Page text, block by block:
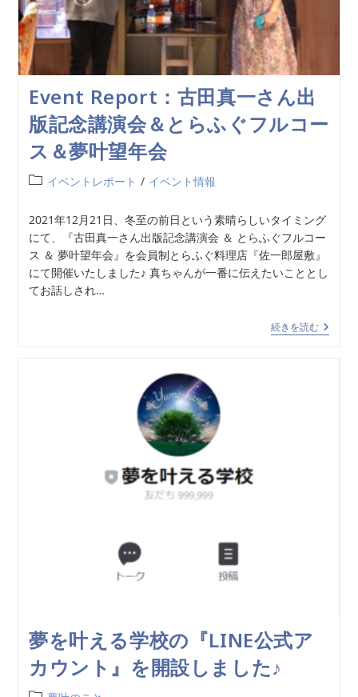
Event Report：古田真一さん出
版記念講演会＆とらふぐフルコー
ス＆夢叶望年会
イベントレポート / イベント情報
2021年12月21日、冬至の前日という素晴らしいタイミング
にて、『古田真一さん出版記念講演会 ＆ とらふぐフルコー
ス ＆ 夢叶望年会』を会員制とらふぐ料理店『佐一郎屋敷』
にて開催いたしました♪ 真ちゃんが一番に伝えたいこととし
てお話しされ…
続きを読む
夢を叶える学校の『LINE公式ア
カウント』を開設しました♪